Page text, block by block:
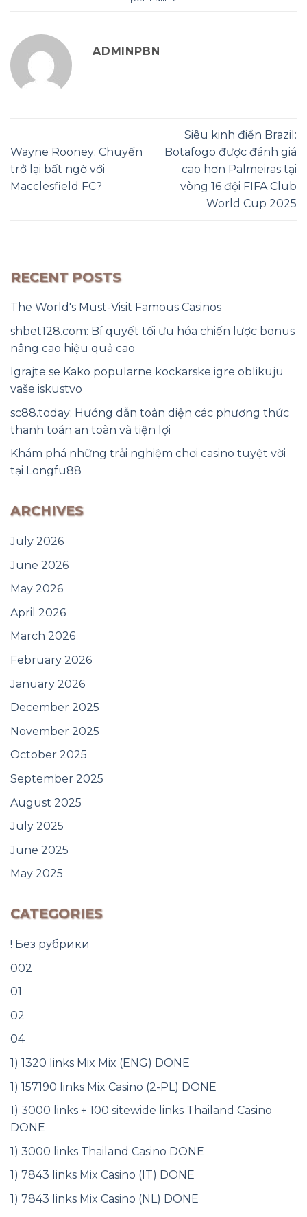
ADMINPBN
Wayne Rooney: Chuyến
trở lại bất ngờ với
Macclesfield FC?
Siêu kinh điển Brazil:
Botafogo được đánh giá
cao hơn Palmeiras tại
vòng 16 đội FIFA Club
World Cup 2025
RECENT POSTS
The World's Must-Visit Famous Casinos
shbet128.com: Bí quyết tối ưu hóa chiến lược bonus
nâng cao hiệu quả cao
Igrajte se Kako popularne kockarske igre oblikuju
vaše iskustvo
sc88.today: Hướng dẫn toàn diện các phương thức
thanh toán an toàn và tiện lợi
Khám phá những trải nghiệm chơi casino tuyệt vời
tại Longfu88
ARCHIVES
July 2026
June 2026
May 2026
April 2026
March 2026
February 2026
January 2026
December 2025
November 2025
October 2025
September 2025
August 2025
July 2025
June 2025
May 2025
CATEGORIES
! Без рубрики
002
01
02
04
1) 1320 links Mix Mix (ENG) DONE
1) 157190 links Mix Casino (2-PL) DONE
1) 3000 links + 100 sitewide links Thailand Casino
DONE
1) 3000 links Thailand Casino DONE
1) 7843 links Mix Casino (IT) DONE
1) 7843 links Mix Casino (NL) DONE